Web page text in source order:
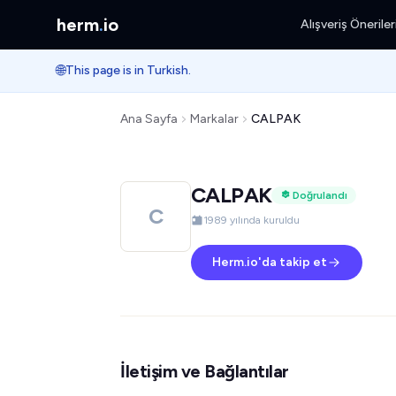
herm.io Alışveriş Önerileri
🌐This page is in Turkish.
Ana Sayfa Markalar CALPAK
C
CALPAK
Doğrulandı
1989 yılında kuruldu
Herm.io'da takip et
İletişim ve Bağlantılar